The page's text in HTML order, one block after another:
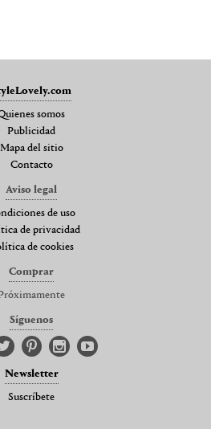
somos
Publicidad
Mapa del sitio
Contacto
Aviso legal
de uso
de privacidad
de cookies
Comprar
Síguenos
Newsletter
Suscríbete